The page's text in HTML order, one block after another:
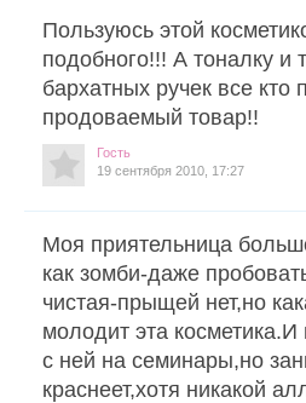
Пользуюсь этой
подобного!!! А тоналку и
бархатных ручек все кто
продоваемый товар!!
Гость
19 сентября 2010, 17:27
Моя приятельница
как зомби-даже
чистая-прыщей нет,но
молодит эта
с ней на семинары,но
краснеет,хотя никакой